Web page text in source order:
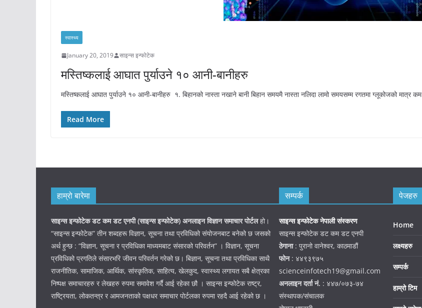
स्वास्थ्य
January 20, 2019 साइन्स इन्फोटेक
मस्तिष्कलाई आघात पुर्याउने १० आनी-बानीहरु
मस्तिष्कलाई आघात पुर्याउने १० आनी-बानीहरु १. बिहानको नास्ता नखाने बानी बिहान समयमै नास्ता नलिदा लामो समयसम्म रगतमा ग्लूकोजको मात्र कम
Read More
हाम्रो बारेमा
साइन्स इन्फोटेक डट कम डट एनपी (साइन्सइन्फोटेक) अनलाइन विज्ञान समाचार पोर्टलहो।
“साइन्स इन्फोटेक” तीन शब्दहरू विज्ञान, सूचना तथा प्रविधिको संयोजनबाट बनेको छ जसको
अर्थ हुन्छ : “विज्ञान, सूचना र प्रविधिका माध्यमबाट संसारको परिवर्तन” । विज्ञान, सूचना
प्रविधिको प्रगतिले संसारभरि जीवन परिवर्तन गरेको छ। बिज्ञान, सूचना तथा प्रविधिका साथै
राजनीतिक, सामाजिक, आर्थिक, सांस्कृतिक, साहित्य, खेलकुद, स्वास्थ्य लगायत सबै क्षेत्रका
निष्पक्ष समाचारहरु र लेखहरु रुपमा समावेश गर्दै आई रहेका छौ । साइन्स इन्फोटेक राष्ट्र,
राष्ट्रियता, लोकतन्त्र र आमजनताको पक्षधर समाचार पोर्टलका रुपमा रहदै आई रहेको छ ।
सम्पर्क
साइन्स इन्फोटेक नेपाली संस्करण
साइन्स इन्फोटेक डट कम डट एनपी
ठेगाना: पुरानो वानेश्वर, काठमाडौं
फोन: ४४९३९७५
scienceinfotech19@gmail.com
अनलाइन दर्ता नं. : ४४७/०७३-७४
संस्थापक/संचालक
पेजहरु
Home
लक्ष्यहरु
सम्पर्क
हाम्रो टिम